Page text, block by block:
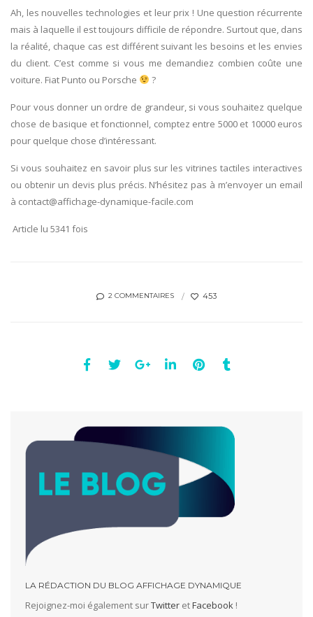
Ah, les nouvelles technologies et leur prix ! Une question récurrente
mais à laquelle il est toujours difficile de répondre. Surtout que, dans
la réalité, chaque cas est différent suivant les besoins et les envies
du client. C’est comme si vous me demandiez combien coûte une
voiture. Fiat Punto ou Porsche
?
Pour vous donner un ordre de grandeur, si vous souhaitez quelque
chose de basique et fonctionnel, comptez entre 5000 et 10000 euros
pour quelque chose d’intéressant.
Si vous souhaitez en savoir plus sur les vitrines tactiles interactives
ou obtenir un devis plus précis. N’hésitez pas à m’envoyer un email
à contact@affichage-dynamique-facile.com
Article lu 5341 fois
2 COMMENTAIRES 453
LA RÉDACTION DU BLOG AFFICHAGE DYNAMIQUE
Rejoignez-moi également surTwitteretFacebook!